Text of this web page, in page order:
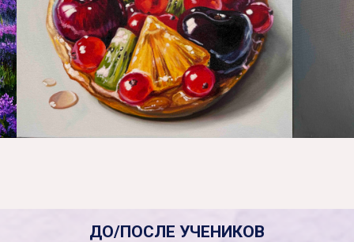
ДО/ПОСЛЕ УЧЕНИКОВ